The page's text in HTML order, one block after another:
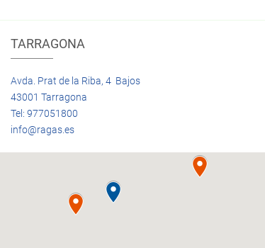
TARRAGONA
Avda. Prat de la Riba, 4 Bajos
43001 Tarragona
Tel: 977051800
info@ragas.es